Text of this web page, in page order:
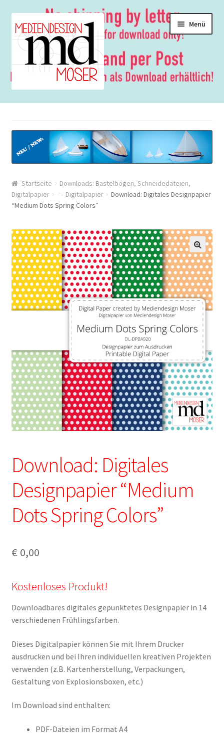
Navigation
springen
zum
Inhalt
Menü
Start
#22186 (kein Titel)
– Allgemeine Anleitungen
– Anleitungen und Anleitungsvideos {Werbung}
– Brother ScanNCut: Anleitungen für Anfänger
– Brother ScanNCut: Lösungsvorschläge
– Print/Cut Dateien mit Cricut Designspace verwenden
– Silhouette Geräte: Meine Plotterdateien in Silhouette
Studio verwenden
– SVG Dateien mit Brother ScanNCut verwenden
– SVG Dateien von Mediendesign Moser mit Cricut
Designspace verwenden
Allgemeine Geschäftsbedingungen
Cart
Datenschutzerklärung
Impressum
Info bezüglich Stammkundenrabatt / YouTube
Living Earth – Das Manifest der neuen Erde
Lizenzbedingungen für unsere Downloadprodukte
My Account
Widerrufsbelehrung für digitale Waren
Startseite
Downloads: Bastelbögen, Schneidedateien,
Digitalpapier
–– Digitalpapier
Download: Digitales Designpapier
“Medium Dots Spring Colors”
Download: Digitales
Designpapier “Medium
Dots Spring Colors”
€ 0,00
Kostenloses Produkt!
Downloadbares digitales gepunktetes Designpapier in 14
verschiedenen Frühlingsfarben.
Dieses Digitalpapier können Sie mit Ihrem Drucker
ausdrucken und bei Ihren individuellen kreativen Projekten
verwenden (z.B. Kartenherstellung, Verpackungen,
Gestaltung von Explosionsboxen, etc.)
Im Download sind enthalten:
PDF-Dateien im Format A4